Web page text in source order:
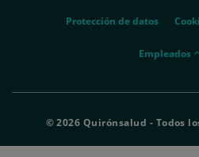
Protección de datos
empleados
Empleados
© 2026 Quirónsalud - Todos